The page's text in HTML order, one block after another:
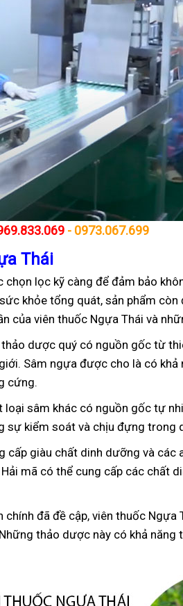
- 0973.067.699
Thái
lọc kỹ càng để đảm bảo
khỏe tổng quát, sản phẩm
của viên thuốc Ngựa Thái và
dược quý có nguồn gốc từ
Sâm ngựa được cho là có
cứng.
sâm khác có nguồn gốc tự
kiểm soát và chịu đựng trong
cấp giàu chất dinh dưỡng và
mã có thể cung cấp các chất
chính đã đề cập, viên thuốc
thảo dược này có khả